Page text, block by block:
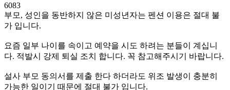
6083
부모, 성인을 동반하지 않은 미성년자는 펜션 이용은 절대 불
가 입니다.
요즘 일부 나이를 속이고 예약을 시도 하려는 분들이 계십니
다. 적발시 강제 퇴실 조치 합니다. 꼭 참고해주시기 바랍니다.
설사 부모 동의서를 제출 한다 하더라도 위조 발생이 충분히
가능한 일이기 때문에 절대 불가 입니다.